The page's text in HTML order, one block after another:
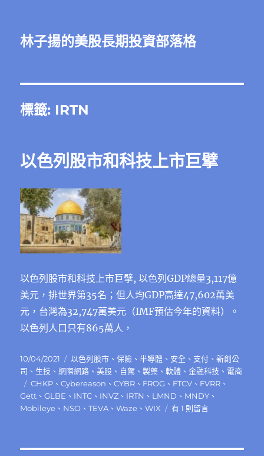
林子揚的美股長期投資部落格
標籤: IRTN
以色列股市和科技上市巨擘
以色列股市和科技上市巨擘, 以色列GDP總量3,117億
美元，排世界第35名；但人均GDP高達47,602萬美
元，台灣為32,747萬美元（IMF預估今年的資料）。
以色列人口只有865萬人，
發
佈
日
期:
10/04/2021
分
類
以色列股市 、保險 、半導體 、 安全 、 支付 、新創公
司 、 生技 、網際網路 、美股 、 自駕 、製藥 、軟體 、金融科技 、 電商
標
籤
CHKP 、Cybereason 、CYBR 、 FROG 、 FTCV 、 FVRR 、
Gett 、GLBE 、 INTC 、 INVZ 、 IRTN 、 LMND 、 MNDY 、
Mobileye 、 NSO 、TEVA 、Waze 、WIX
在
有 1 則留言